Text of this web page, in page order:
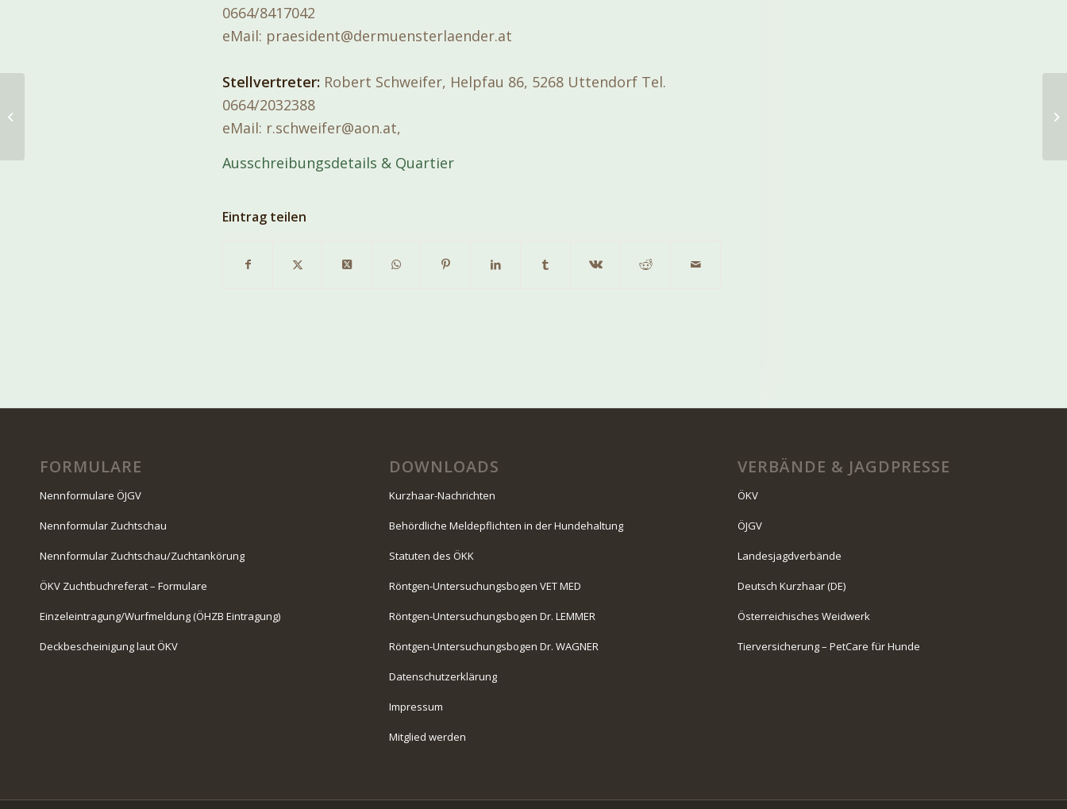
0664/8417042
eMail: praesident@dermuensterlaender.at
Stellvertreter: Robert Schweifer, Helpfau 86, 5268 Uttendorf Tel.
0664/2032388
eMail: r.schweifer@aon.at,
Ausschreibungsdetails & Quartier
Eintrag teilen
FORMULARE
Nennformulare ÖJGV
Nennformular Zuchtschau
Nennformular Zuchtschau/Zuchtankörung
ÖKV Zuchtbuchreferat – Formulare
Einzeleintragung/Wurfmeldung (ÖHZB Eintragung)
Deckbescheinigung laut ÖKV
DOWNLOADS
Kurzhaar-Nachrichten
Behördliche Meldepflichten in der Hundehaltung
Statuten des ÖKK
Röntgen-Untersuchungsbogen VET MED
Röntgen-Untersuchungsbogen Dr. LEMMER
Röntgen-Untersuchungsbogen Dr. WAGNER
Datenschutzerklärung
Impressum
Mitglied werden
VERBÄNDE & JAGDPRESSE
ÖKV
ÖJGV
Landesjagdverbände
Deutsch Kurzhaar (DE)
Österreichisches Weidwerk
Tierversicherung – PetCare für Hunde